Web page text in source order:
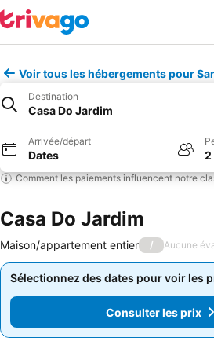
Voir tous les hébergements pour
Destination
Casa Do Jardim
Arrivée/départ
Dates 2
Comment les paiements influencent notre
Casa Do Jardim
Maison/appartement entier / Aucune
Sélectionnez des dates pour voir les
Consulter les prix
Sélectionnez des dates pour voir les
Consulter les prix